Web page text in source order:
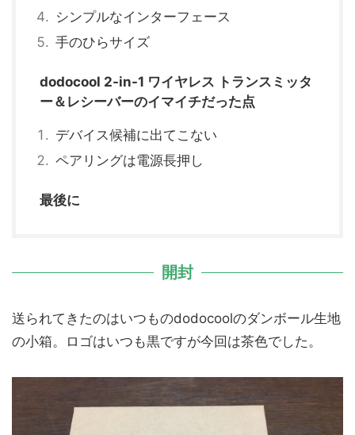
シンプルなインターフェース
手のひらサイズ
dodocool 2-in-1 ワイヤレス トランスミッタ
ー＆レシーバーのイマイチだった点
デバイス候補に出てこない
ペアリングは電源長押し
最後に
開封
送られてきたのはいつものdodocoolのダンボール生地
の小箱。ロゴはいつも黒ですが今回は茶色でした。